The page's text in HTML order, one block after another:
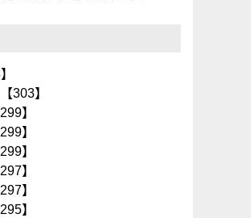
【303】
299】
299】
299】
297】
297】
295】